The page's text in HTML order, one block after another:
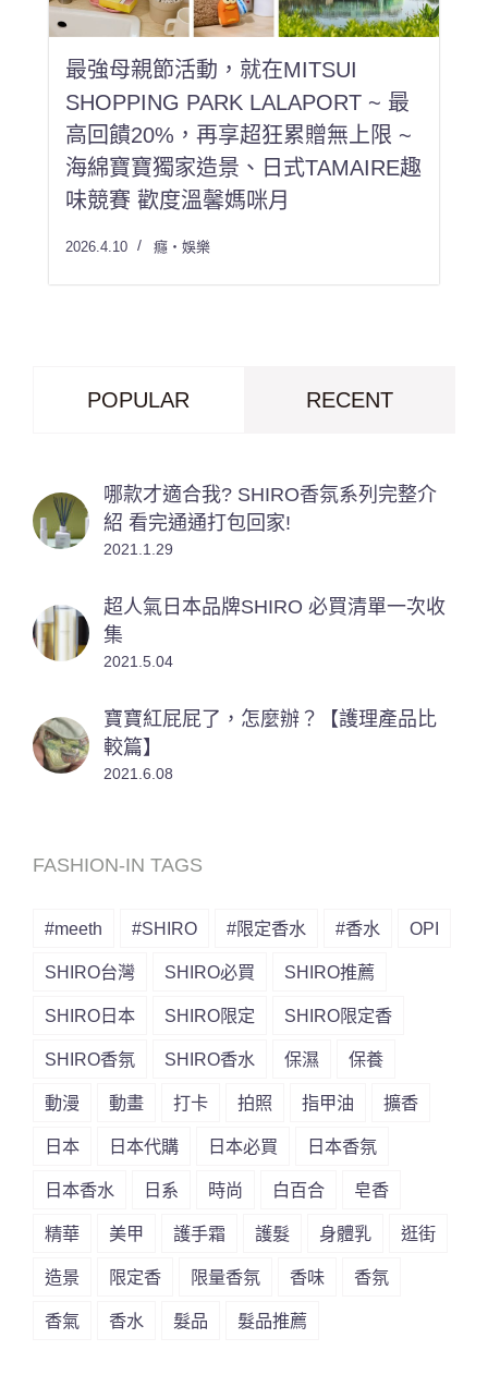
最強母親節活動，就在MITSUI
SHOPPING PARK LALAPORT ~ 最
高回饋20%，再享超狂累贈無上限 ~
海綿寶寶獨家造景、日式TAMAIRE趣
味競賽 歡度溫馨媽咪月
2026.4.10 癮・娛樂
POPULAR RECENT
哪款才適合我? SHIRO香氛系列完整介
紹 看完通通打包回家!
2021.1.29
超人氣日本品牌SHIRO 必買清單一次收
集
2021.5.04
寶寶紅屁屁了，怎麼辦？【護理產品比
較篇】
2021.6.08
FASHION-IN TAGS
#meeth #SHIRO #限定香水 #香水 OPI
SHIRO台灣 SHIRO必買 SHIRO推薦
SHIRO日本 SHIRO限定 SHIRO限定香
SHIRO香氛 SHIRO香水 保濕 保養
動漫 動畫 打卡 拍照 指甲油 擴香
日本 日本代購 日本必買 日本香氛
日本香水 日系 時尚 白百合 皂香
精華 美甲 護手霜 護髮 身體乳 逛街
造景 限定香 限量香氛 香味 香氛
香氣 香水 髮品 髮品推薦